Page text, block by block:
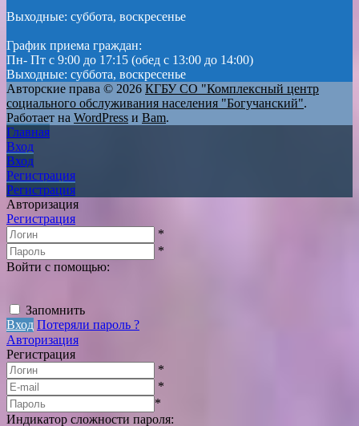
Выходные: суббота, воскресенье
График приема граждан:
Пн- Пт с 9:00 до 17:15 (обед с 13:00 до 14:00)
Выходные: суббота, воскресенье
Авторские права © 2026 КГБУ СО "Комплексный центр
социального обслуживания населения "Богучанский".
Работает на WordPress и Bam.
Главная
Вход
Вход
Регистрация
Регистрация
Авторизация
Регистрация
*
*
Войти с помощью:
Запомнить
Вход Потеряли пароль ?
Авторизация
Регистрация
*
*
*
Индикатор сложности пароля: